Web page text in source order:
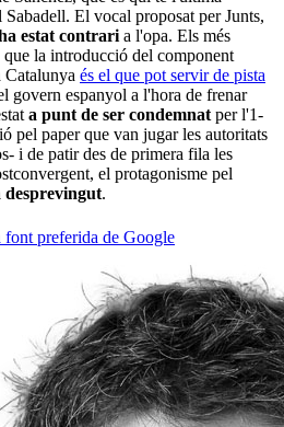
El vocal proposat per Junts,
estat contrari a l'opa. Els més
la introducció del component
Catalunya és el que pot servir de pista
govern espanyol a l'hora de frenar
a punt de ser condemnat per l'1-
pel paper que van jugar les autoritats
i de patir des de primera fila les
el protagonisme pel
desprevingut.
preferida de Google